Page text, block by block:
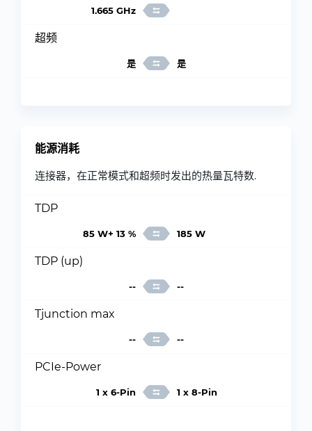
1.665 GHz
超频
是 是
能源消耗
连接器，在正常模式和超频时发出的热量瓦特数.
TDP
85 W+ 13 % 185 W
TDP (up)
-- --
Tjunction max
-- --
PCIe-Power
1 x 6-Pin 1 x 8-Pin